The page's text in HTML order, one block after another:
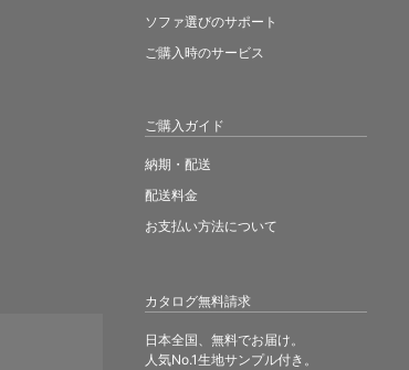
カタログ無料請求
日本全国、無料でお届け。
人気No.1生地サンプル付き。
ソファ選びのサポート
ご購入時のサービス
ご購入ガイド
納期・配送
配送料金
お支払い方法について